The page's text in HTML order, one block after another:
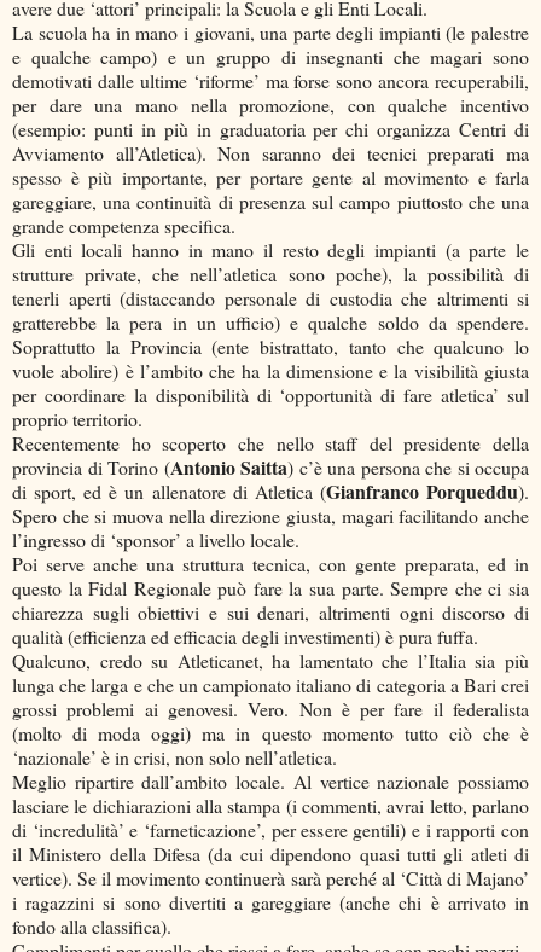
avere due ‘attori’ principali: la Scuola e gli Enti Locali.
La scuola ha in mano i giovani, una parte degli impianti (le palestre
e qualche campo) e un gruppo di insegnanti che magari sono
demotivati dalle ultime ‘riforme’ ma forse sono ancora recuperabili,
per dare una mano nella promozione, con qualche incentivo
(esempio: punti in più in graduatoria per chi organizza Centri di
Avviamento all’Atletica). Non saranno dei tecnici preparati ma
spesso è più importante, per portare gente al movimento e farla
gareggiare, una continuità di presenza sul campo piuttosto che una
grande competenza specifica.
Gli enti locali hanno in mano il resto degli impianti (a parte le
strutture private, che nell’atletica sono poche), la possibilità di
tenerli aperti (distaccando personale di custodia che altrimenti si
gratterebbe la pera in un ufficio) e qualche soldo da spendere.
Soprattutto la Provincia (ente bistrattato, tanto che qualcuno lo
vuole abolire) è l’ambito che ha la dimensione e la visibilità giusta
per coordinare la disponibilità di ‘opportunità di fare atletica’ sul
proprio territorio.
Recentemente ho scoperto che nello staff del presidente della
provincia di Torino (Antonio Saitta) c’è una persona che si occupa
di sport, ed è un allenatore di Atletica (Gianfranco Porqueddu).
Spero che si muova nella direzione giusta, magari facilitando anche
l’ingresso di ‘sponsor’ a livello locale.
Poi serve anche una struttura tecnica, con gente preparata, ed in
questo la Fidal Regionale può fare la sua parte. Sempre che ci sia
chiarezza sugli obiettivi e sui denari, altrimenti ogni discorso di
qualità (efficienza ed efficacia degli investimenti) è pura fuffa.
Qualcuno, credo su Atleticanet, ha lamentato che l’Italia sia più
lunga che larga e che un campionato italiano di categoria a Bari crei
grossi problemi ai genovesi. Vero. Non è per fare il federalista
(molto di moda oggi) ma in questo momento tutto ciò che è
‘nazionale’ è in crisi, non solo nell’atletica.
Meglio ripartire dall’ambito locale. Al vertice nazionale possiamo
lasciare le dichiarazioni alla stampa (i commenti, avrai letto, parlano
di ‘incredulità’ e ‘farneticazione’, per essere gentili) e i rapporti con
il Ministero della Difesa (da cui dipendono quasi tutti gli atleti di
vertice). Se il movimento continuerà sarà perché al ‘Città di Majano’
i ragazzini si sono divertiti a gareggiare (anche chi è arrivato in
fondo alla classifica).